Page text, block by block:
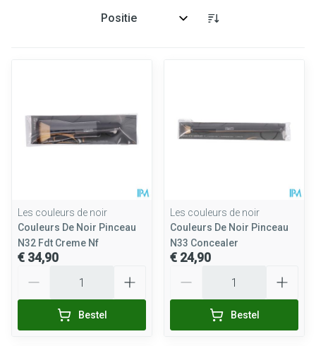
Sorteer op:
Les couleurs de noir
Couleurs De Noir Pinceau
N32 Fdt Creme Nf
€ 34,90
Bestel
Les couleurs de noir
Couleurs De Noir Pinceau
N33 Concealer
€ 24,90
Bestel